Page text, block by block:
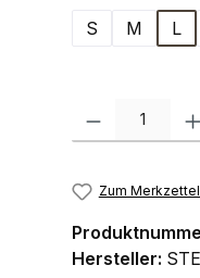
S
M L
Produkt Anzahl:
Zum
Hersteller: